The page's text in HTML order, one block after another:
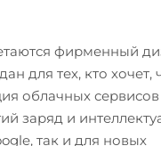
фирменный
для тех, кто хочет,
облачных
заряд и
так и для новых